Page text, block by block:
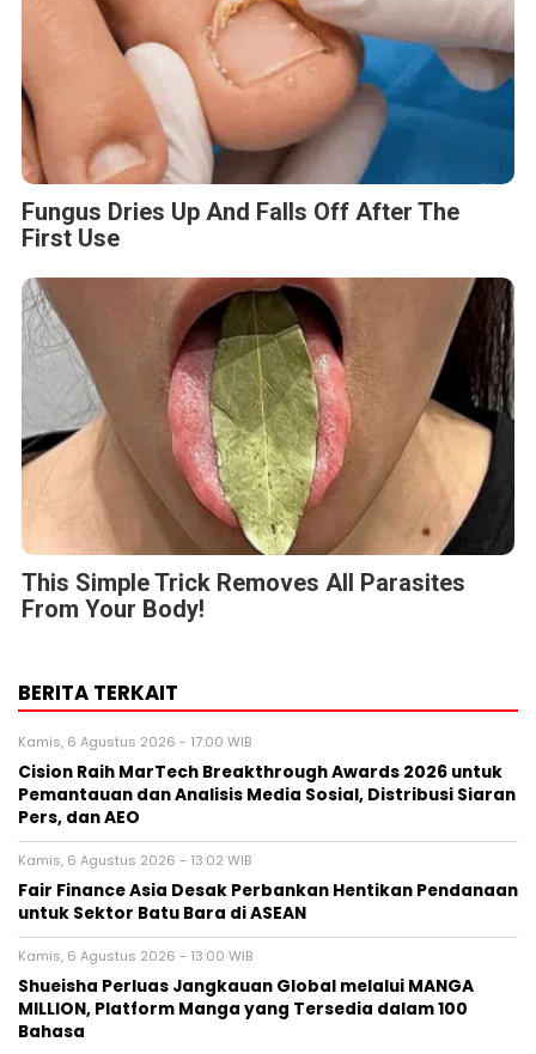
Fungus Dries Up And Falls Off After The
First Use
This Simple Trick Removes All Parasites
From Your Body!
BERITA TERKAIT
Kamis, 6 Agustus 2026 - 17:00 WIB
Cision Raih MarTech Breakthrough Awards 2026 untuk
Pemantauan dan Analisis Media Sosial, Distribusi Siaran
Pers, dan AEO
Kamis, 6 Agustus 2026 - 13:02 WIB
Fair Finance Asia Desak Perbankan Hentikan Pendanaan
untuk Sektor Batu Bara di ASEAN
Kamis, 6 Agustus 2026 - 13:00 WIB
Shueisha Perluas Jangkauan Global melalui MANGA
MILLION, Platform Manga yang Tersedia dalam 100
Bahasa